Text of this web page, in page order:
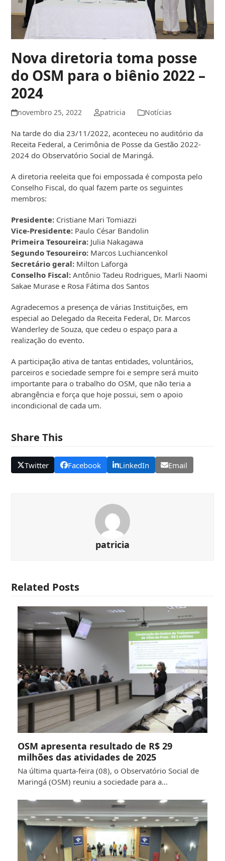
Nova diretoria toma posse
do OSM para o biênio 2022 –
2024
novembro 25, 2022 patricia Notícias
Na tarde do dia 23/11/2022, aconteceu no auditório da
Receita Federal, a Cerimônia de Posse da Gestão 2022-
2024 do Observatório Social de Maringá.
A diretoria reeleita que foi empossada é composta pelo
Conselho Fiscal, do qual fazem parte os seguintes
membros:
Presidente: Cristiane Mari Tomiazzi
Vice-Presidente: Paulo César Bandolin
Primeira Tesoureira: Julia Nakagawa
Segundo Tesoureiro: Marcos Luchiancenkol
Secretário geral: Milton Laforga
Conselho Fiscal:Antônio Tadeu Rodrigues, Marli Naomi
Sakae Murase e Rosa Fátima dos Santos
Agradecemos a presença de várias Instituições, em
especial ao Delegado da Receita Federal, Dr. Marcos
Wanderley de Souza, que cedeu o espaço para a
realização do evento.
A participação ativa de tantas entidades, voluntários,
parceiros e sociedade sempre foi e sempre será muito
importante para o trabalho do OSM, que não teria a
abrangência e força que hoje possui, sem o apoio
incondicional de cada um.
Share This
Twitter Facebook LinkedIn Email
patricia
Related Posts
OSM apresenta resultado de R$ 29
milhões das atividades de 2025
Na última quarta-feira (08), o Observatório Social de
Maringá (OSM) reuniu a sociedade para a…